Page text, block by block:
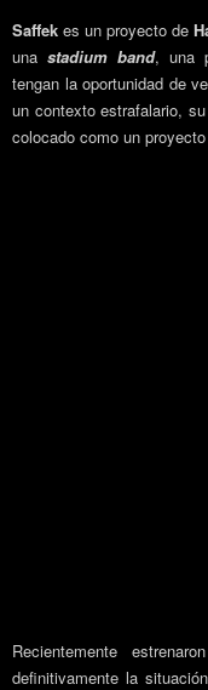
Saffek es un proyecto de
unastadium band, una
tengan la oportunidad de
un contexto estrafalario,
colocado como un
Recientemente
definitivamente la